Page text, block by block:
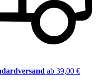
ab 39,00 €